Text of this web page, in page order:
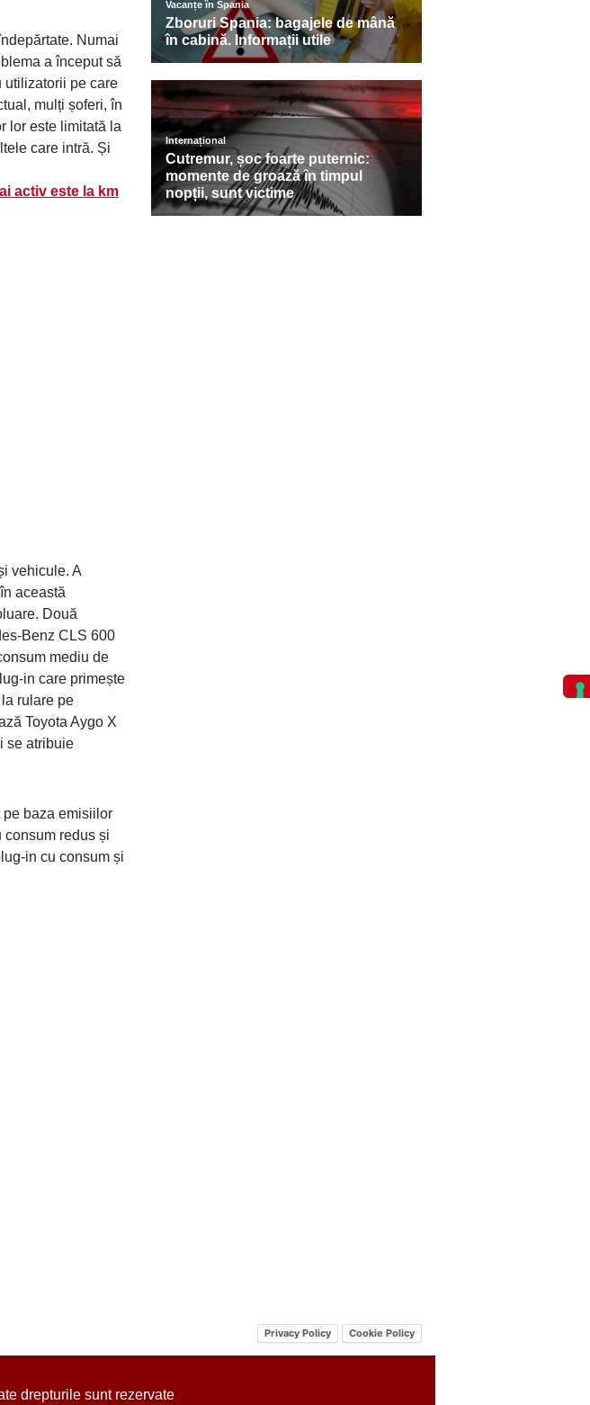
Numai
a început să
utilizatorii pe care
mulți șoferi, în
lor este limitată la
care intră. Și
activ este la km
vehicule. A
această
Două
Benz CLS 600
mediu de
in care primește
rulare pe
Toyota Aygo X
se atribuie
pe baza emisiilor
consum redus și
in cu consum și
Privacy Policy Cookie Policy
drepturile sunt rezervate